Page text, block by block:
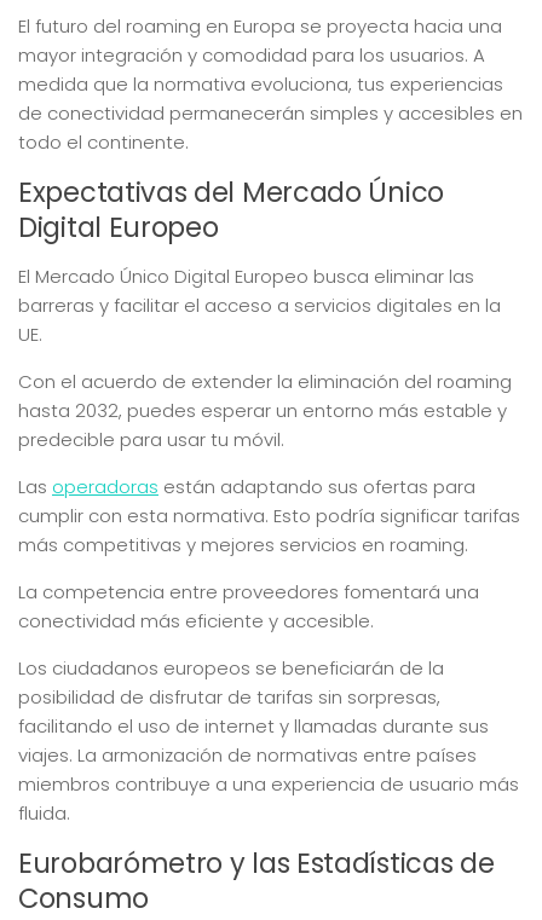
El futuro del roaming en Europa se proyecta hacia una
mayor integración y comodidad para los usuarios. A
medida que la normativa evoluciona, tus experiencias
de conectividad permanecerán simples y accesibles en
todo el continente.
Expectativas del Mercado Único
Digital Europeo
El Mercado Único Digital Europeo busca eliminar las
barreras y facilitar el acceso a servicios digitales en la
UE.
Con el acuerdo de extender la eliminación del roaming
hasta 2032, puedes esperar un entorno más estable y
predecible para usar tu móvil.
Las operadoras están adaptando sus ofertas para
cumplir con esta normativa. Esto podría significar tarifas
más competitivas y mejores servicios en roaming.
La competencia entre proveedores fomentará una
conectividad más eficiente y accesible.
Los ciudadanos europeos se beneficiarán de la
posibilidad de disfrutar de tarifas sin sorpresas,
facilitando el uso de internet y llamadas durante sus
viajes. La armonización de normativas entre países
miembros contribuye a una experiencia de usuario más
fluida.
Eurobarómetro y las Estadísticas de
Consumo